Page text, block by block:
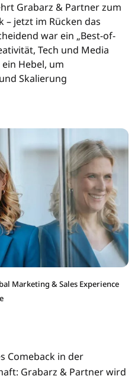
Grabarz & Partner zum
– jetzt im Rücken das
war ein „Best-of-
Tech und Media
Hebel, um
Skalierung
Marketing & Sales Experience
Comeback in der
Grabarz & Partner wird